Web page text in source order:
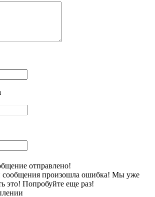
отправлено!
сообщения произошла ошибка! Мы уже
это! Попробуйте еще раз!